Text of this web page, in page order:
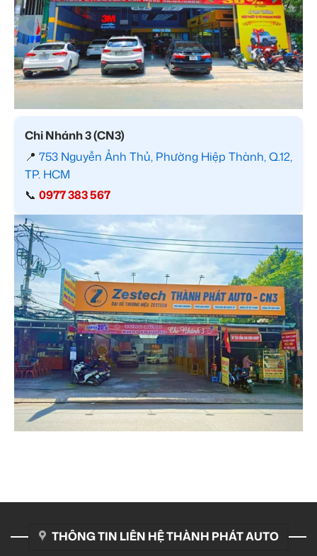
Chi Nhánh 3 (CN3)
📍 753 Nguyễn Ảnh Thủ, Phường Hiệp Thành, Q.12,
TP. HCM
📞 0977 383 567
THÔNG TIN LIÊN HỆ THÀNH PHÁT AUTO